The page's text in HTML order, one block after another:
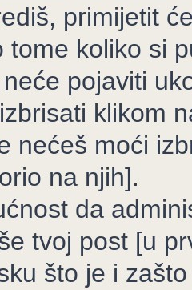
primijetit
tome koliko si
pojaviti
klikom
nećeš moći
na njih].
da
tvoj post [u
što je i